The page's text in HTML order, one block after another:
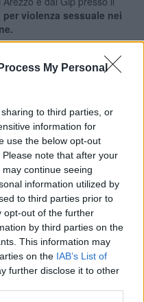
My Personal
to third parties, or
information for
use the below opt-out
note that after your
continue seeing
information utilized by
to third parties prior to
opt-out of the further
by third parties on the
This information may
on the IAB’s List of
further disclose it to other
per violenza sessuale nei
di due anni fa,
di un ragazzo, anch'egli
una relazione.
da un suo amico,
fattii quali, che fin dalle prime
costringendola,
con
piccole somme di
che poi spendevano
un anno,nel quale
quasi permesso di